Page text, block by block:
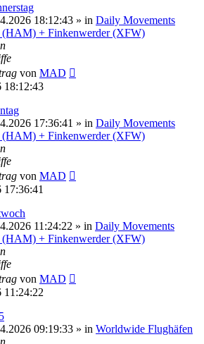
18:12:43 » in Daily Movements
(HAM) + Finkenwerder (XFW)
von MAD
18:12:43
17:36:41 » in Daily Movements
(HAM) + Finkenwerder (XFW)
von MAD
17:36:41
11:24:22 » in Daily Movements
(HAM) + Finkenwerder (XFW)
von MAD
11:24:22
09:19:33 » in Worldwide Flughäfen